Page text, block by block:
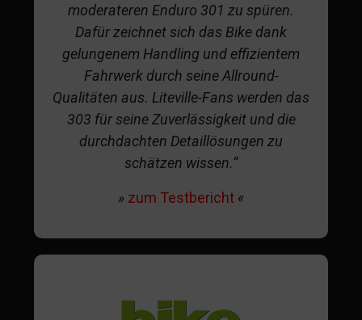
moderateren Enduro 301 zu spüren.
Dafür zeichnet sich das Bike dank
gelungenem Handling und effizientem
Fahrwerk durch seine Allround-
Qualitäten aus. Liteville-Fans werden das
303 für seine Zuverlässigkeit und die
durchdachten Detaillösungen zu
schätzen wissen.“
» zum Testbericht «